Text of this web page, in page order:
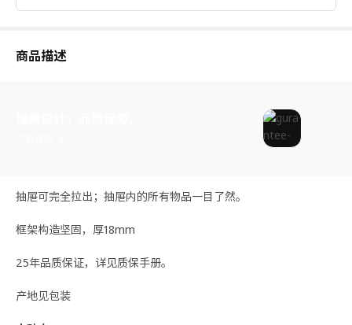
商品描述
抽屉可完全拉出；抽屉内的所有物品一目了然。
框架构造坚固，厚18mm
25年品质保证，详见质保手册。
产地见包装